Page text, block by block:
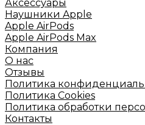
Аксессуары
Наушники Apple
Apple AirPods
Apple AirPods Max
Компания
О нас
Отзывы
Политика
Политика Cookies
Политика обработки
Контакты